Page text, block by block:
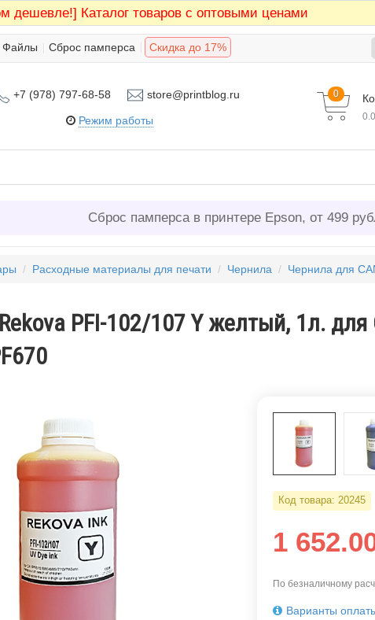
дешевле!] Каталог товаров с оптовыми ценами
Файлы Сброс памперса Скидка до 17%
+7 (978) 797-68-58 store@printblog.ru
Режим работы
0
Сброс памперса в принтере Epson, от 499
/ Расходные материалы для печати / Чернила / Чернила для
PFI-102/107 Y желтый, 1л.
Код товара:20245
1
По безналичному
Варианты